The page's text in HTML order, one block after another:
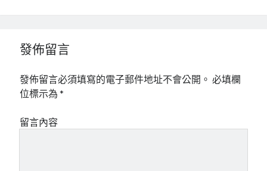
發佈留言
發佈留言必須填寫的電子郵件地址不會公開。 必填欄
位標示為*
留言內容